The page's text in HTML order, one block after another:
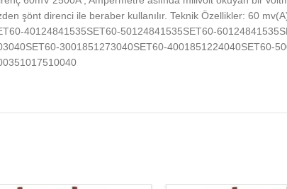
şönt direnci ile beraber kullanılır. Teknik Özellikler: 60
40124841535SET60-50124841535SET60-
3001851273040SET60-4001851224040SET60-